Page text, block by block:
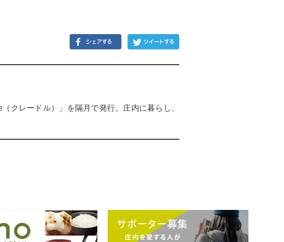
クレードル）」を隔月で発行。庄内に暮らし、